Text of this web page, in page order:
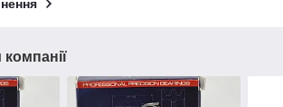
компанії